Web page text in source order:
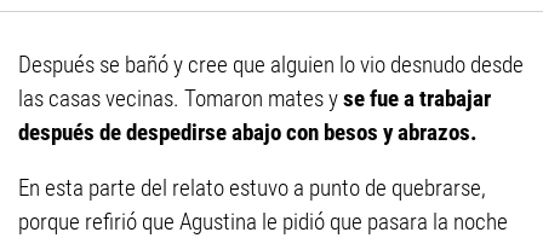
Después se bañó y cree que alguien lo vio desnudo desde
las casas vecinas. Tomaron mates yse fue a trabajar
después de despedirse abajo con besos y abrazos.
En esta parte del relato estuvo a punto de quebrarse,
porque refirió que Agustina le pidió que pasara la noche